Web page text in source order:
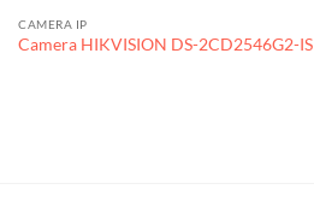
CAMERA IP
Camera HIKVISION DS-2CD2546G2-IS